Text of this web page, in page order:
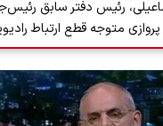
رئیس دفتر سابق
پروازی متوجه قطع ارتباط